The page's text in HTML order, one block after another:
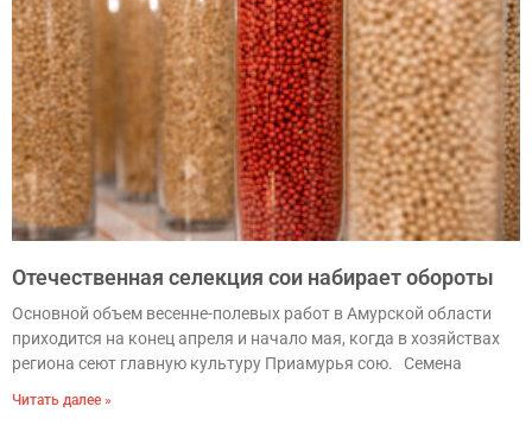
Отечественная селекция сои набирает обороты
Основной объем весенне-полевых работ в Амурской области
приходится на конец апреля и начало мая, когда в хозяйствах
региона сеют главную культуру Приамурья сою. Семена
Читать далее »